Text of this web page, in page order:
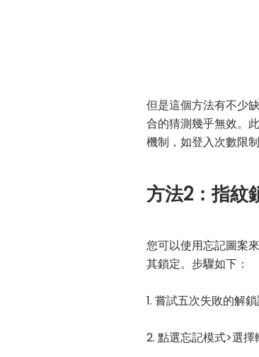
但是這個方法有不少
合的猜測幾乎無效。
機制，如登入次數限
方法2：指紋
您可以使用忘記圖案
其鎖定。步驟如下：
1. 嘗試五次失敗的解
2. 點選忘記模式>選